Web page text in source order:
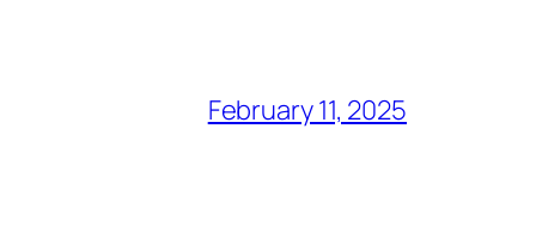
February 11, 2025